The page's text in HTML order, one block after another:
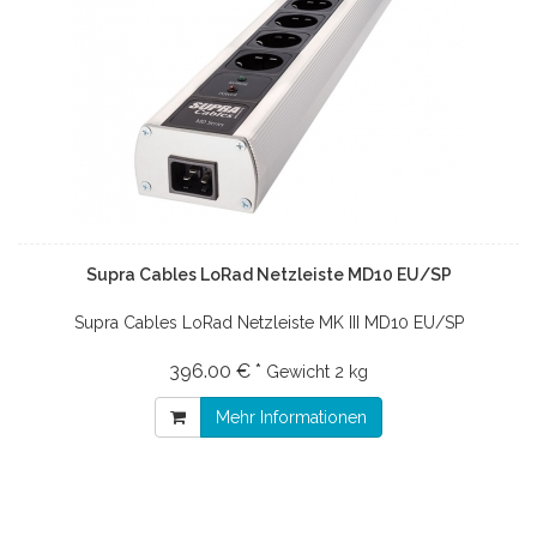
Supra Cables LoRad Netzleiste MD10 EU/SP
Supra Cables LoRad Netzleiste MK III MD10 EU/SP
396.00 € * Gewicht 2 kg
Mehr Informationen